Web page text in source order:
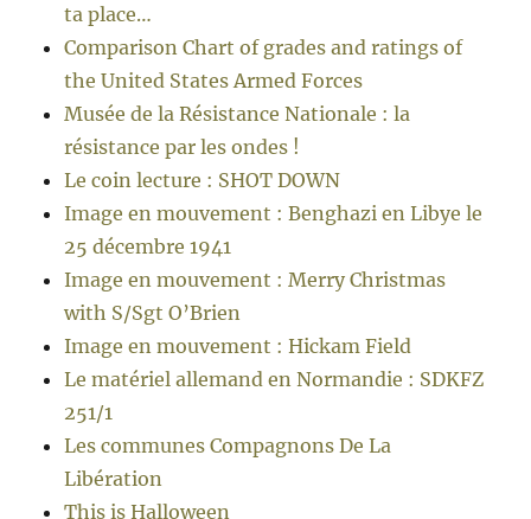
ta place…
Comparison Chart of grades and ratings of
the United States Armed Forces
Musée de la Résistance Nationale : la
résistance par les ondes !
Le coin lecture : SHOT DOWN
Image en mouvement : Benghazi en Libye le
25 décembre 1941
Image en mouvement : Merry Christmas
with S/Sgt O’Brien
Image en mouvement : Hickam Field
Le matériel allemand en Normandie : SDKFZ
251/1
Les communes Compagnons De La
Libération
This is Halloween